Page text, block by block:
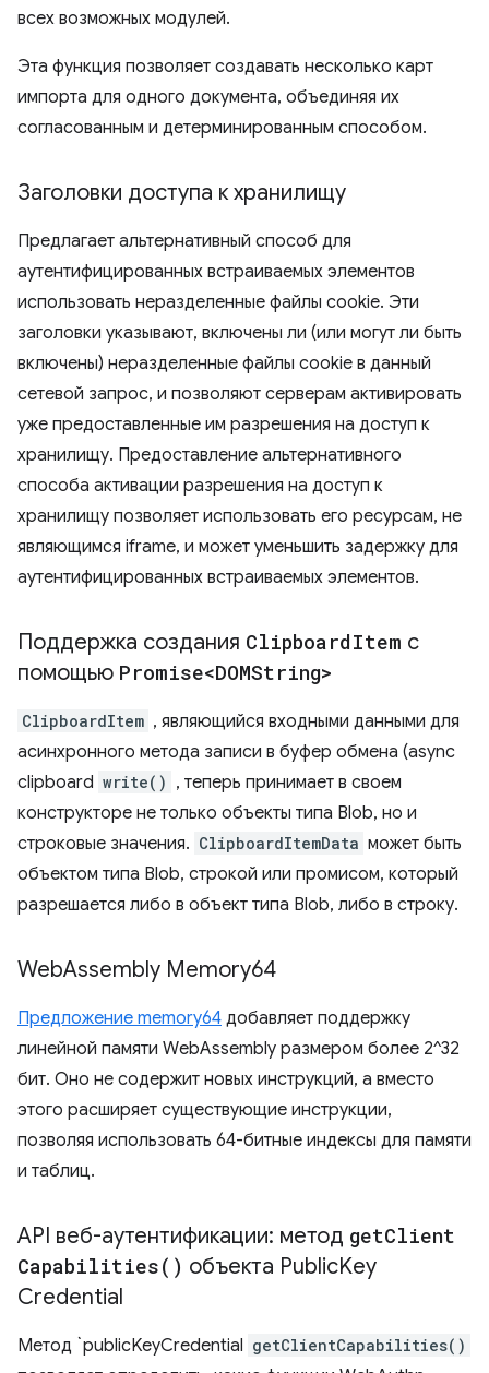
всех возможных модулей.
Эта функция позволяет создавать несколько карт
импорта для одного документа, объединяя их
согласованным и детерминированным способом.
Заголовки доступа к хранилищу
Предлагает альтернативный способ для
аутентифицированных встраиваемых элементов
использовать неразделенные файлы cookie. Эти
заголовки указывают, включены ли (или могут ли быть
включены) неразделенные файлы cookie в данный
сетевой запрос, и позволяют серверам активировать
уже предоставленные им разрешения на доступ к
хранилищу. Предоставление альтернативного
способа активации разрешения на доступ к
хранилищу позволяет использовать его ресурсам, не
являющимся iframe, и может уменьшить задержку для
аутентифицированных встраиваемых элементов.
Поддержка создания ClipboardItem с
помощью Promise<DOMString>
ClipboardItem , являющийся входными данными для
асинхронного метода записи в буфер обмена (async
clipboard write() , теперь принимает в своем
конструкторе не только объекты типа Blob, но и
строковые значения. ClipboardItemData может быть
объектом типа Blob, строкой или промисом, который
разрешается либо в объект типа Blob, либо в строку.
WebAssembly Memory64
Предложение memory64 добавляет поддержку
линейной памяти WebAssembly размером более 2^32
бит. Оно не содержит новых инструкций, а вместо
этого расширяет существующие инструкции,
позволяя использовать 64-битные индексы для памяти
и таблиц.
API веб-аутентификации: метод getClient
Capabilities( ) объекта PublicKey
Credential
Метод `publicKeyCredential getClientCapabilities()